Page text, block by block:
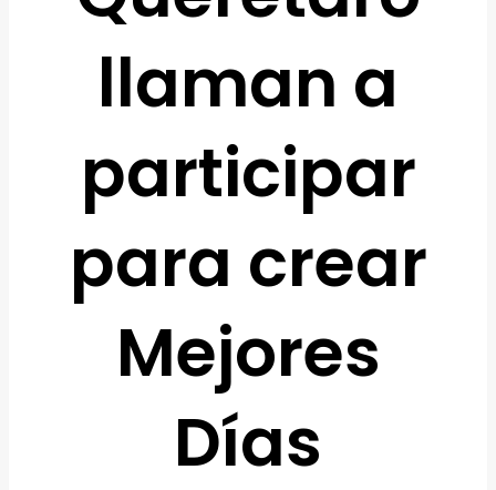
llaman a
participar
para crear
Mejores
Días